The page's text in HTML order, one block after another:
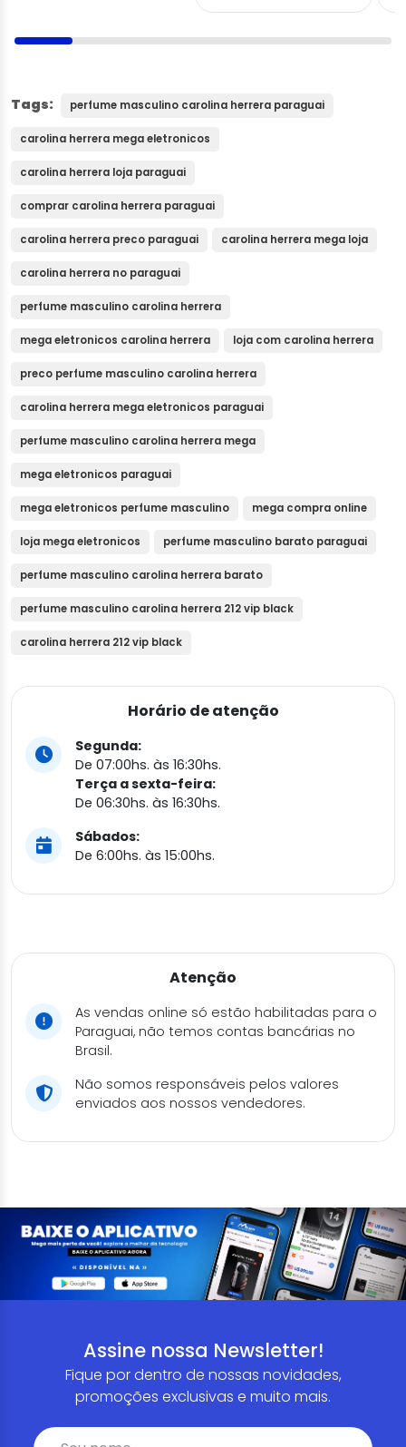
Tags: perfume masculino carolina herrera paraguai
carolina herrera mega eletronicos
carolina herrera loja paraguai
comprar carolina herrera paraguai
carolina herrera preco paraguai carolina herrera mega loja
carolina herrera no paraguai
perfume masculino carolina herrera
mega eletronicos carolina herrera loja com carolina herrera
preco perfume masculino carolina herrera
carolina herrera mega eletronicos paraguai
perfume masculino carolina herrera mega
mega eletronicos paraguai
mega eletronicos perfume masculino mega compra online
loja mega eletronicos perfume masculino barato paraguai
perfume masculino carolina herrera barato
perfume masculino carolina herrera 212 vip black
carolina herrera 212 vip black
Horário de atenção
Segunda:
De 07:00hs. às 16:30hs.
Terça a sexta-feira:
De 06:30hs. às 16:30hs.
Sábados:
De 6:00hs. às 15:00hs.
Atenção
As vendas online só estão habilitadas para o
Paraguai, não temos contas bancárias no
Brasil.
Não somos responsáveis pelos valores
enviados aos nossos vendedores.
Assine nossa Newsletter!
Fique por dentro de nossas novidades,
promoções exclusivas e muito mais.